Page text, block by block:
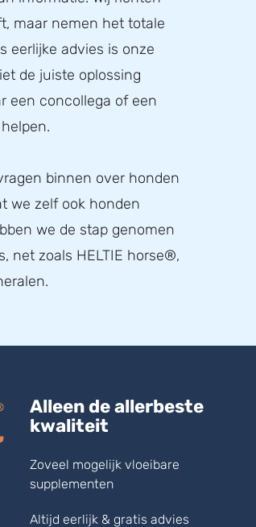
maar nemen het totale
eerlijke advies is onze
de juiste oplossing
een concollega of een
binnen over honden
we zelf ook honden
we de stap genomen
net zoals HELTIE horse®,
Alleen de allerbeste
kwaliteit
Zoveel mogelijk vloeibare
supplementen
Altijd eerlijk & gratis advies